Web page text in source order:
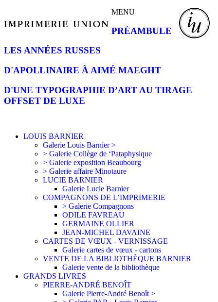
MENU
PRÉAMBULE
LES ANNÉES RUSSES
D'APOLLINAIRE À AIMÉ MAEGHT
D'UNE TYPOGRAPHIE D’ART AU TIRAGE
OFFSET DE LUXE
LOUIS BARNIER
Galerie Louis Barnier >
> Galerie Collège de ‘Pataphysique
> Galerie exposition Beaubourg
> Galerie affaire Minotaure
LUCIE BARNIER
Galerie Lucie Barnier
COMPAGNONS DE L’IMPRIMERIE
> Galerie Compagnons
ODILE FAVREAU
GERMAINE OLLIER
JEAN-MICHEL DAVAINE
CARTES DE VŒUX - VERNISSAGE
Galerie cartes de vœux - cartons
VENTE DE LA BIBLIOTHÈQUE BARNIER
Galerie vente de la bibliothèque
GRANDS LIVRES
PIERRE-ANDRÉ BENOÎT
Galerie Pierre-André Benoît >